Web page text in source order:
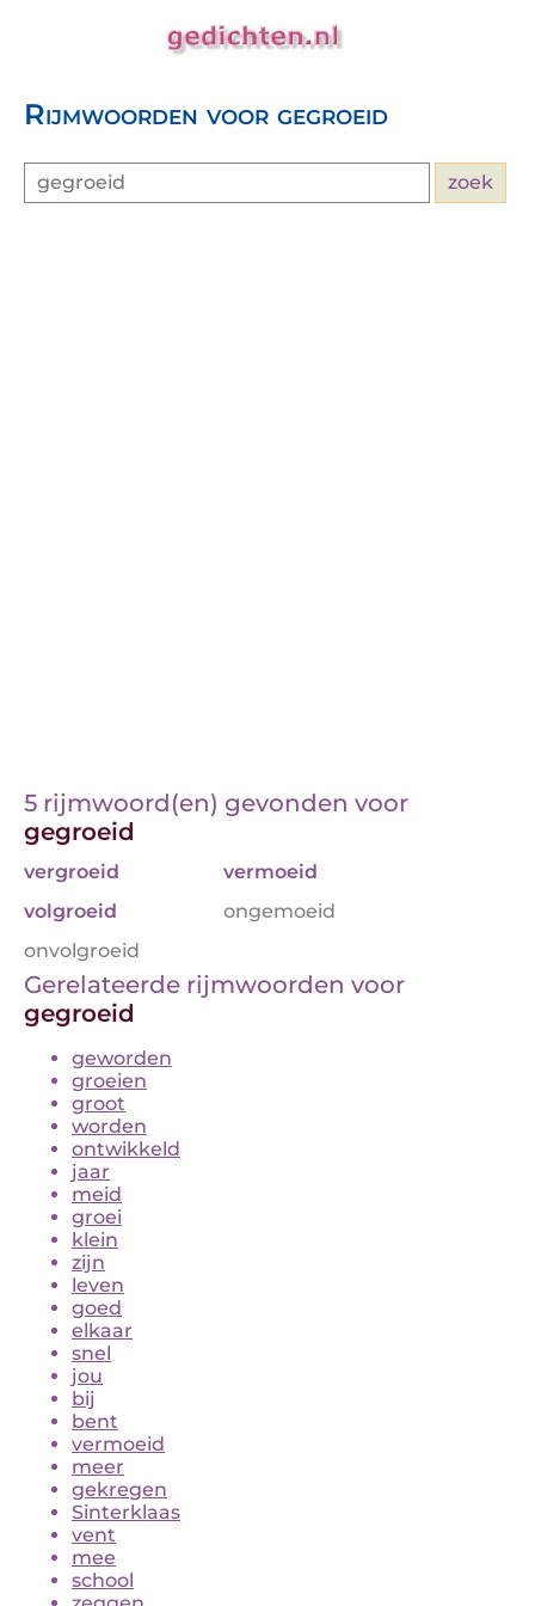
Rijmwoorden voor gegroeid
5 rijmwoord(en) gevonden voor
gegroeid
vergroeid
vermoeid
volgroeid
ongemoeid
onvolgroeid
Gerelateerde rijmwoorden voor
gegroeid
geworden
groeien
groot
worden
ontwikkeld
jaar
meid
groei
klein
zijn
leven
goed
elkaar
snel
jou
bij
bent
vermoeid
meer
gekregen
Sinterklaas
vent
mee
school